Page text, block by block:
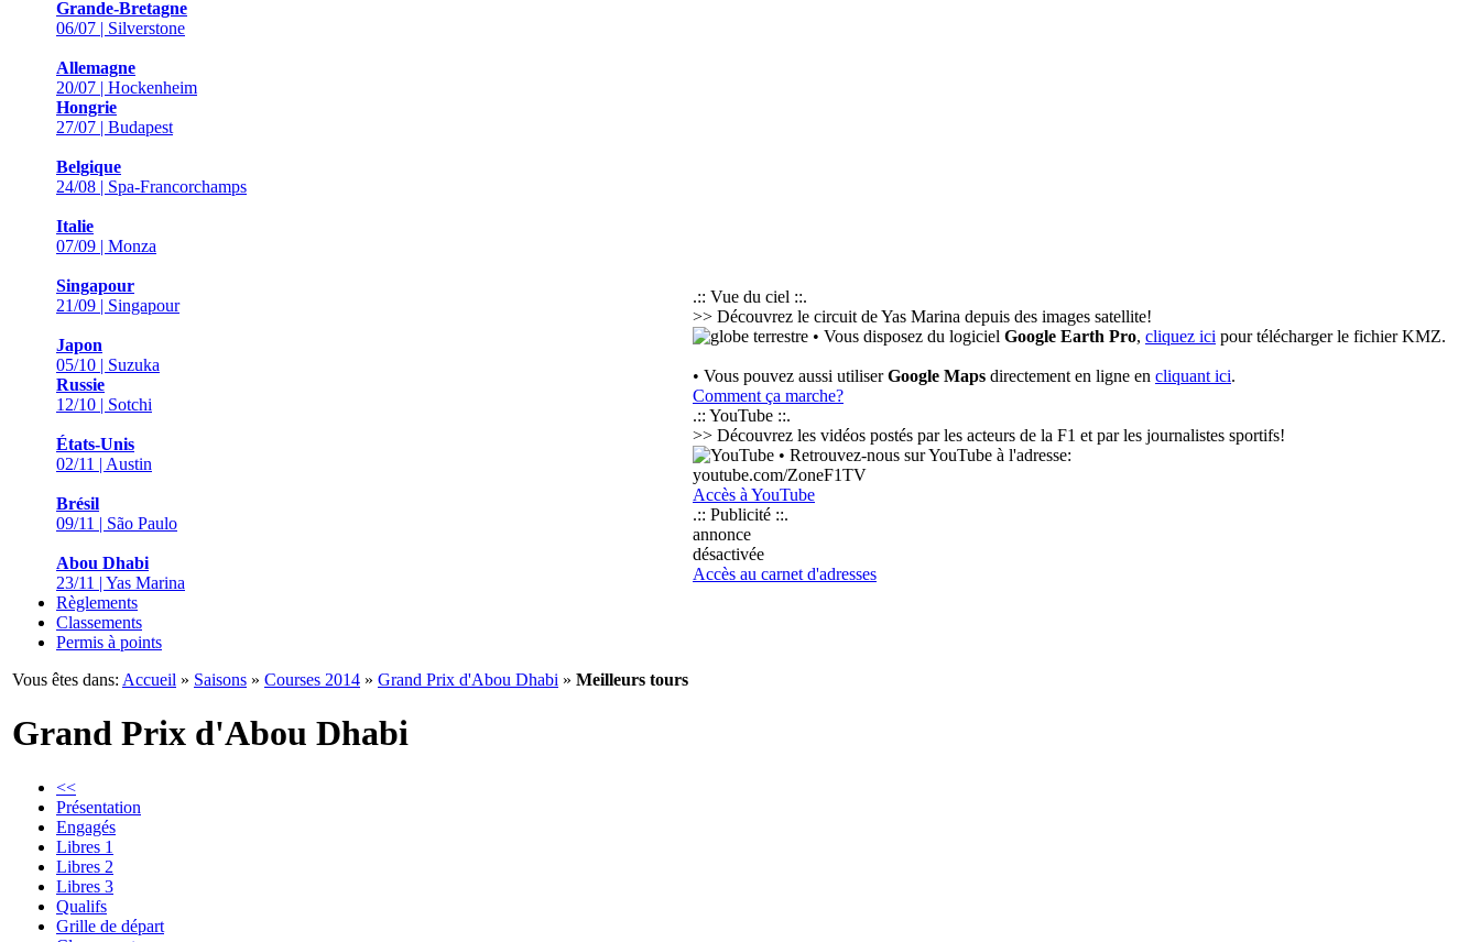
Grande-Bretagne
06/07 | Silverstone
Allemagne
20/07 | Hockenheim
Hongrie
27/07 | Budapest
Belgique
24/08 | Spa-Francorchamps
Italie
07/09 | Monza
Singapour
21/09 | Singapour
Japon
05/10 | Suzuka
Russie
12/10 | Sotchi
États-Unis
02/11 | Austin
Brésil
09/11 | São Paulo
Abou Dhabi
23/11 | Yas Marina
Règlements
Classements
Permis à points
Vous êtes dans: Accueil » Saisons » Courses 2014 » Grand Prix d'Abou Dhabi » Meilleurs tours
Grand Prix d'Abou Dhabi
<<
Présentation
Engagés
Libres 1
Libres 2
Libres 3
Qualifs
Grille de départ
.:: Vue du ciel ::.
>> Découvrez le circuit de Yas Marina depuis des images satellite!
• Vous disposez du logiciel Google Earth Pro, cliquez ici pour télécharger le fichier KMZ.
• Vous pouvez aussi utiliserGoogle Maps directement en ligne en cliquant ici.
Comment ça marche?
.:: YouTube ::.
>> Découvrez les vidéos postés par les acteurs de la F1 et par les journalistes sportifs!
• Retrouvez-nous sur YouTube à l'adresse:
youtube.com/ZoneF1TV
Accès à YouTube
.:: Publicité ::.
annonce
désactivée
Accès au carnet d'adresses